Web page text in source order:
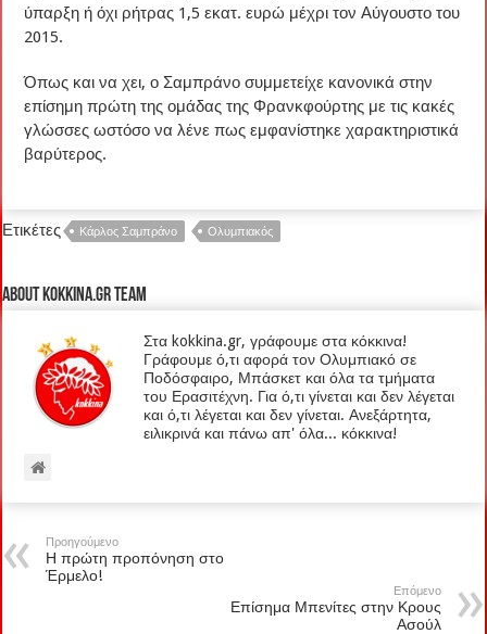
ύπαρξη ή όχι ρήτρας 1,5 εκατ. ευρώ μέχρι τον Αύγουστο του
2015.
Όπως και να χει, ο Σαμπράνο συμμετείχε κανονικά στην
επίσημη πρώτη της ομάδας της Φρανκφούρτης με τις κακές
γλώσσες ωστόσο να λένε πως εμφανίστηκε χαρακτηριστικά
βαρύτερος.
Ετικέτες Κάρλος Σαμπράνο Ολυμπιακός
About kokkina.gr TEAM
Στα kokkina.gr, γράφουμε στα κόκκινα!
Γράφουμε ό,τι αφορά τον Ολυμπιακό σε
Ποδόσφαιρο, Μπάσκετ και όλα τα τμήματα
του Ερασιτέχνη. Για ό,τι γίνεται και δεν λέγεται
και ό,τι λέγεται και δεν γίνεται. Ανεξάρτητα,
ειλικρινά και πάνω απ' όλα... κόκκινα!
Προηγούμενο
Η πρώτη προπόνηση στο
Έρμελο!
Επόμενο
Επίσημα Μπενίτες στην Κρους
Ασούλ